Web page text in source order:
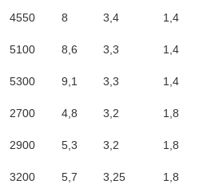
4550 8 3,4
1,4
5100 8,6 3,3
1,4
5300 9,1 3,3 1,4
2700 4,8 3,2
1,8
2900 5,3 3,2
1,8
3200 5,7 3,25
1,8